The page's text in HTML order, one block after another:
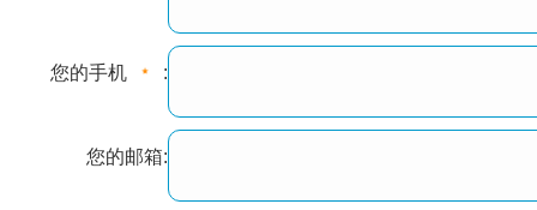
您的手机 :
您的邮箱: